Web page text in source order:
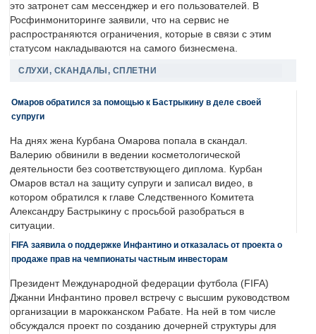
это затронет сам мессенджер и его пользователей. В
Росфинмониторинге заявили, что на сервис не
распространяются ограничения, которые в связи с этим
статусом накладываются на самого бизнесмена.
СЛУХИ, СКАНДАЛЫ, СПЛЕТНИ
Омаров обратился за помощью к Бастрыкину в деле своей
супруги
На днях жена Курбана Омарова попала в скандал.
Валерию обвинили в ведении косметологической
деятельности без соответствующего диплома. Курбан
Омаров встал на защиту супруги и записал видео, в
котором обратился к главе Следственного Комитета
Александру Бастрыкину с просьбой разобраться в
ситуации.
FIFA заявила о поддержке Инфантино и отказалась от проекта о
продаже прав на чемпионаты частным инвесторам
Президент Международной федерации футбола (FIFA)
Джанни Инфантино провел встречу с высшим руководством
организации в марокканском Рабате. На ней в том числе
обсуждался проект по созданию дочерней структуры для